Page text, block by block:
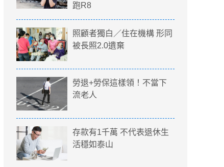
跑R8
照顧者獨白／住在機構 形同
被長照2.0遺棄
勞退+勞保這樣領！不當下
流老人
存款有1千萬 不代表退休生
活穩如泰山